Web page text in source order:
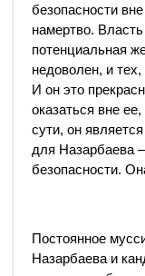
безопасности
намертво.
потенциальная
недоволен, и
И он это
оказаться вне
сути, он
для Назарбаева
безопасности.
Постоянное
Назарбаева и